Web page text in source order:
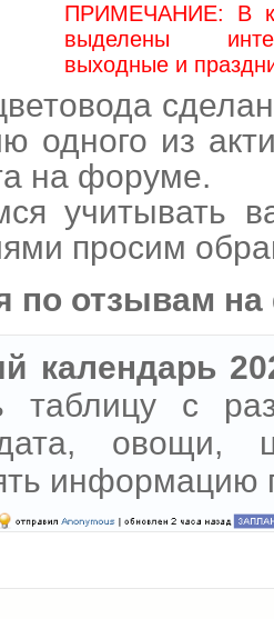
ПРИМЕЧАНИЕ: В
выделены
выходные и
одного из
на форуме.
учитывать
просим
по отзывам
календарь
таблицу с
овощи,
информацию